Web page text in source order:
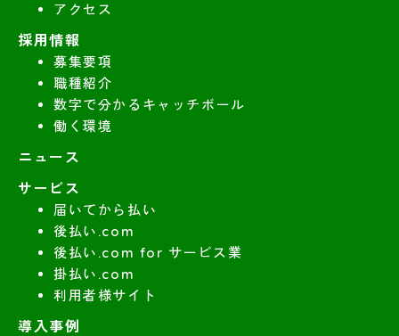
アクセス
採用情報
募集要項
職種紹介
数字で分かるキャッチボール
働く環境
ニュース
サービス
届いてから払い
後払い.com
後払い.com for サービス業
掛払い.com
利用者様サイト
導入事例